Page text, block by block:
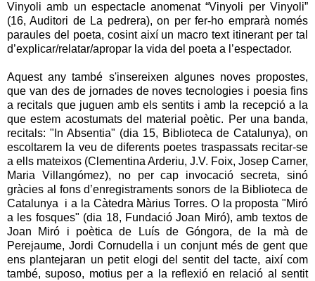
Vinyoli amb un espectacle anomenat “Vinyoli per Vinyoli”
(16, Auditori de La pedrera), on per fer-ho emprarà només
paraules del poeta, cosint així un macro text itinerant per tal
d’explicar/relatar/apropar la vida del poeta a l’espectador.
Aquest any també s'insereixen algunes noves propostes,
que van des de jornades de noves tecnologies i poesia fins
a recitals que juguen amb els sentits i amb la recepció a la
que estem acostumats del material poètic. Per una banda,
recitals: "In Absentia" (dia 15, Biblioteca de Catalunya), on
escoltarem la veu de diferents poetes traspassats recitar-se
a ells mateixos (Clementina Arderiu, J.V. Foix, Josep Carner,
Maria Villangómez), no per cap invocació secreta, sinó
gràcies al fons d’enregistraments sonors de la Biblioteca de
Catalunya i a la Càtedra Màrius Torres. O la proposta "Miró
a les fosques" (dia 18, Fundació Joan Miró), amb textos de
Joan Miró i poètica de Luís de Góngora, de la mà de
Perejaume, Jordi Cornudella i un conjunt més de gent que
ens plantejaran un petit elogi del sentit del tacte, així com
també, suposo, motius per a la reflexió en relació al sentit